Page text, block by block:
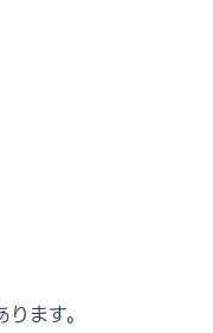
ます。